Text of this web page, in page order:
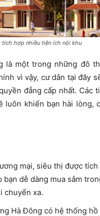
hợp nhiều tiện ích nội khu
là một trong những đô
vì vậy, cư dân tại đây
đẳng cấp nhất. Các
luôn khiến bạn hài lòng,
mại, siêu thị được tích
dễ dàng mua sắm
chuyển xa.
Hà Đông có hệ thống